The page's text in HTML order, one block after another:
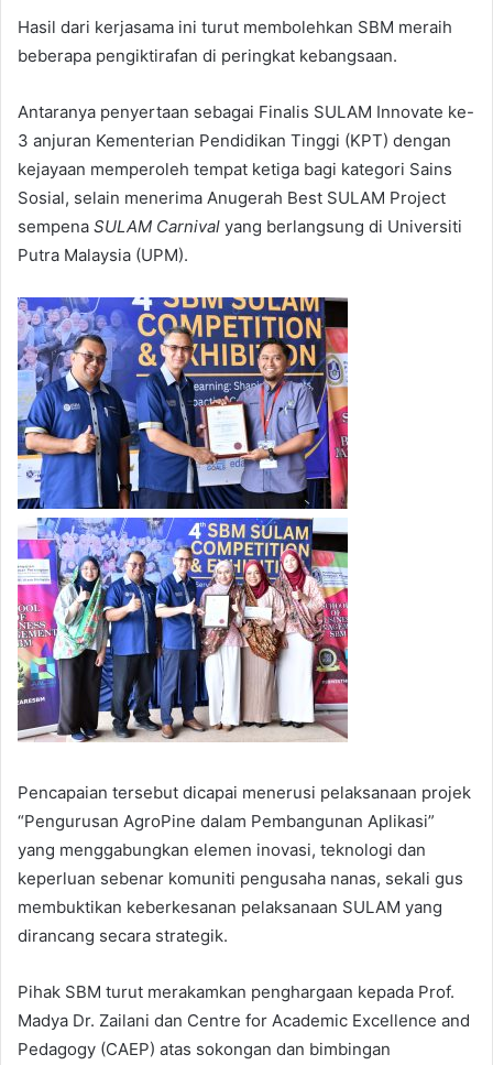
Hasil dari kerjasama ini turut membolehkan SBM meraih
beberapa pengiktirafan di peringkat kebangsaan.
Antaranya penyertaan sebagai Finalis SULAM Innovate ke-
3 anjuran Kementerian Pendidikan Tinggi (KPT) dengan
kejayaan memperoleh tempat ketiga bagi kategori Sains
Sosial, selain menerima Anugerah Best SULAM Project
sempena SULAM Carnival yang berlangsung di Universiti
Putra Malaysia (UPM).
Pencapaian tersebut dicapai menerusi pelaksanaan projek
“Pengurusan AgroPine dalam Pembangunan Aplikasi”
yang menggabungkan elemen inovasi, teknologi dan
keperluan sebenar komuniti pengusaha nanas, sekali gus
membuktikan keberkesanan pelaksanaan SULAM yang
dirancang secara strategik.
Pihak SBM turut merakamkan penghargaan kepada Prof.
Madya Dr. Zailani dan Centre for Academic Excellence and
Pedagogy (CAEP) atas sokongan dan bimbingan